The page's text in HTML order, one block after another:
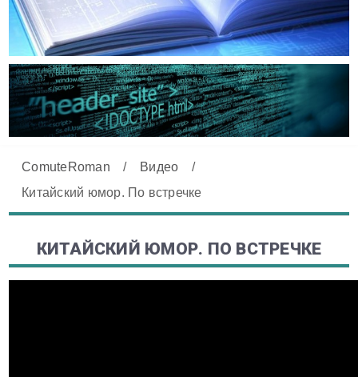
ComuteRoman / Видео
/
Китайский юмор. По встречке
КИТАЙСКИЙ ЮМОР. ПО ВСТРЕЧКЕ